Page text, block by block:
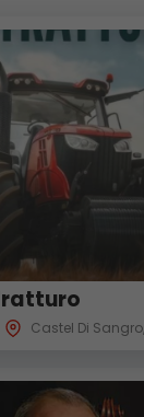
Castel Di Sangro